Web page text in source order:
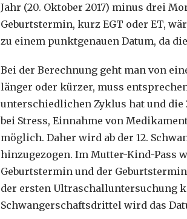
Jahr (20. Oktober 2017) minus drei
Geburtstermin, kurz EGT oder ET,
zu einem punktgenauen Datum, da
Bei der Berechnung geht man von
länger oder kürzer, muss
unterschiedlichen Zyklus hat und die
bei Stress, Einnahme von
möglich. Daher wird ab der 12.
hinzugezogen. Im Mutter-Kind-Pass
Geburtstermin und der
der ersten Ultraschalluntersuchung
Schwangerschaftsdrittel wird das